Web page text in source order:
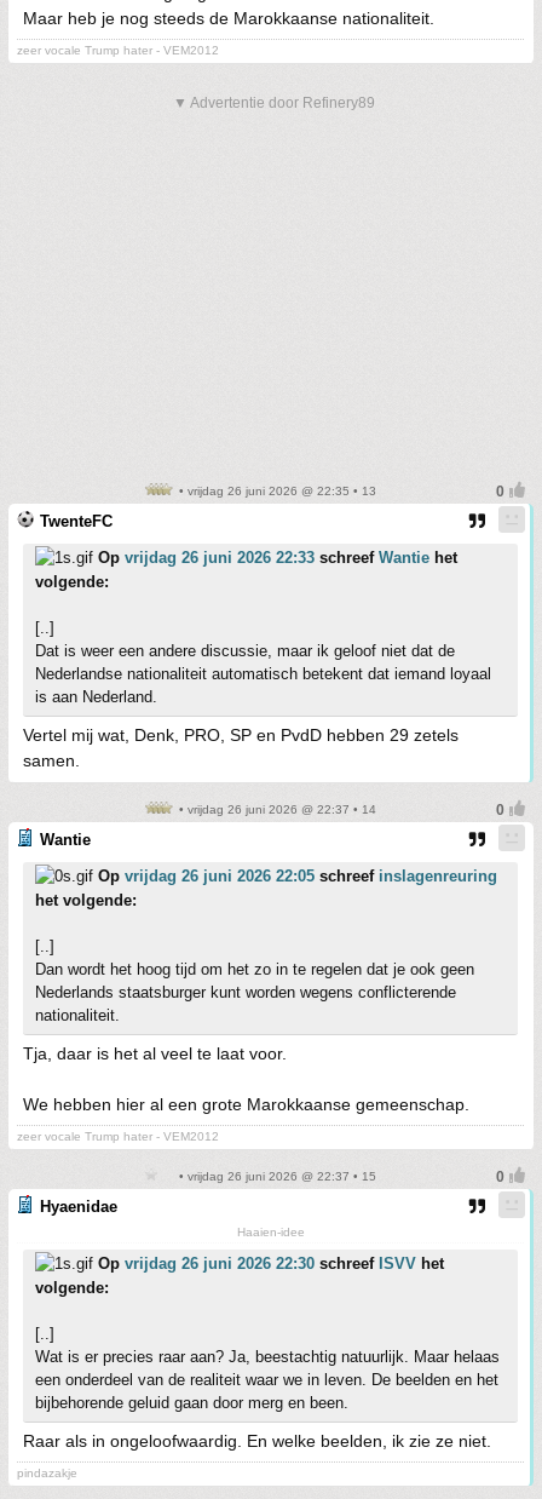
Maar heb je nog steeds de Marokkaanse nationaliteit.
zeer vocale Trump hater - VEM2012
▼ Advertentie door Refinery89
• vrijdag 26 juni 2026 @ 22:35 • 13
TwenteFC
Op vrijdag 26 juni 2026 22:33 schreef Wantie het
volgende:
[..]
Dat is weer een andere discussie, maar ik geloof niet dat de
Nederlandse nationaliteit automatisch betekent dat iemand loyaal
is aan Nederland.
Vertel mij wat, Denk, PRO, SP en PvdD hebben 29 zetels
samen.
• vrijdag 26 juni 2026 @ 22:37 • 14
Wantie
Op vrijdag 26 juni 2026 22:05 schreef inslagenreuring
het volgende:
[..]
Dan wordt het hoog tijd om het zo in te regelen dat je ook geen
Nederlands staatsburger kunt worden wegens conflicterende
nationaliteit.
Tja, daar is het al veel te laat voor.
We hebben hier al een grote Marokkaanse gemeenschap.
zeer vocale Trump hater - VEM2012
• vrijdag 26 juni 2026 @ 22:37 • 15
Hyaenidae
Haaien-idee
Op vrijdag 26 juni 2026 22:30 schreef ISVV het
volgende:
[..]
Wat is er precies raar aan? Ja, beestachtig natuurlijk. Maar helaas
een onderdeel van de realiteit waar we in leven. De beelden en het
bijbehorende geluid gaan door merg en been.
Raar als in ongeloofwaardig. En welke beelden, ik zie ze niet.
pindazakje